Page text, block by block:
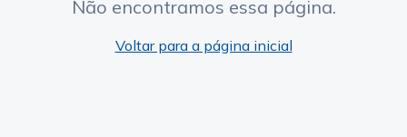
Não encontramos essa página.
Voltar para a página inicial